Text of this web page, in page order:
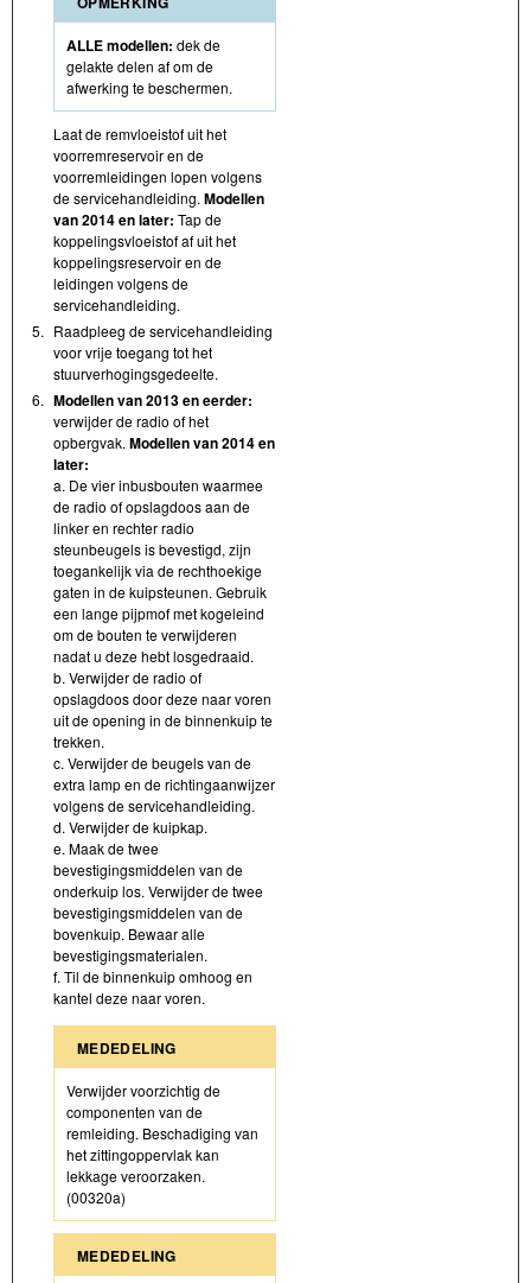
ALLE modellen: dek de
gelakte delen af om de
afwerking te beschermen.
Laat de remvloeistof uit het
voorremreservoir en de
voorremleidingen lopen volgens
de servicehandleiding. Modellen
van 2014 en later: Tap de
koppelingsvloeistof af uit het
koppelingsreservoir en de
leidingen volgens de
servicehandleiding.
5. Raadpleeg de servicehandleiding
voor vrije toegang tot het
stuurverhogingsgedeelte.
6. Modellen van 2013 en eerder:
verwijder de radio of het
opbergvak. Modellen van 2014 en
later:
a. De vier inbusbouten waarmee
de radio of opslagdoos aan de
linker en rechter radio
steunbeugels is bevestigd, zijn
toegankelijk via de rechthoekige
gaten in de kuipsteunen. Gebruik
een lange pijpmof met kogeleind
om de bouten te verwijderen
nadat u deze hebt losgedraaid.
b. Verwijder de radio of
opslagdoos door deze naar voren
uit de opening in de binnenkuip te
trekken.
c. Verwijder de beugels van de
extra lamp en de richtingaanwijzer
volgens de servicehandleiding.
d. Verwijder de kuipkap.
e. Maak de twee
bevestigingsmiddelen van de
onderkuip los. Verwijder de twee
bevestigingsmiddelen van de
bovenkuip. Bewaar alle
bevestigingsmaterialen.
f. Til de binnenkuip omhoog en
kantel deze naar voren.
MEDEDELING
Verwijder voorzichtig de
componenten van de
remleiding. Beschadiging van
het zittingoppervlak kan
lekkage veroorzaken.
(00320a)
MEDEDELING